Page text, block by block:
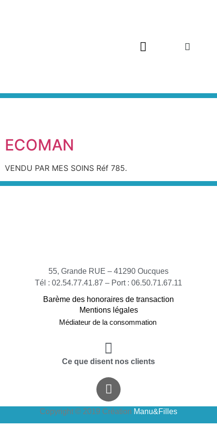
ECOMAN
VENDU PAR MES SOINS Réf 785.
55, Grande RUE – 41290 Oucques
Tél : 02.54.77.41.87 – Port : 06.50.71.67.11
Barème des honoraires de transaction
Mentions légales
Médiateur de la consommation
Ce que disent nos clients
Copyright © 2019 Création Manu&Filles